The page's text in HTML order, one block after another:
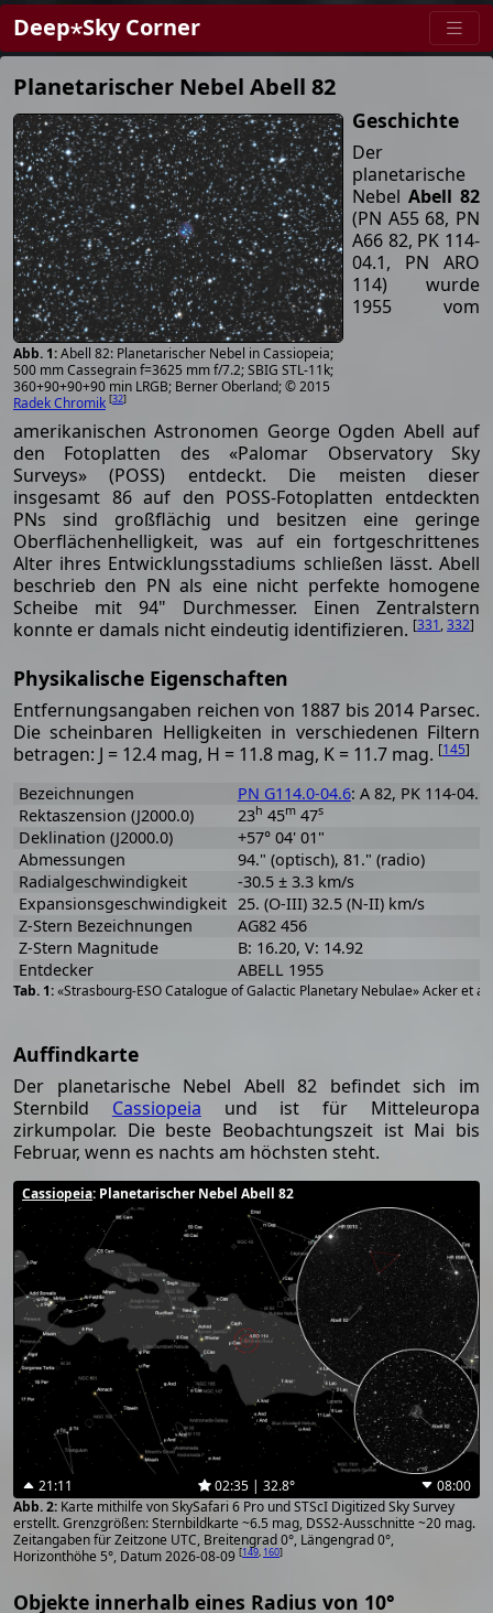
Deep⋆Sky Corner
Planetarischer Nebel Abell 82
Abell 82: Planetarischer Nebel in Cassiopeia;
500 mm Cassegrain f=3625 mm f/7.2; SBIG STL-11k;
360+90+90+90 min LRGB; Berner Oberland; © 2015
Radek Chromik [32]
Geschichte
Der
planetarische
Nebel Abell 82
(PN A55 68, PN
A66 82, PK 114-
04.1, PN ARO
114) wurde
1955 vom
amerikanischen Astronomen George Ogden Abell auf
den Fotoplatten des «Palomar Observatory Sky
Surveys» (POSS) entdeckt. Die meisten dieser
insgesamt 86 auf den POSS-Fotoplatten entdeckten
PNs sind großflächig und besitzen eine geringe
Oberflächenhelligkeit, was auf ein fortgeschrittenes
Alter ihres Entwicklungsstadiums schließen lässt. Abell
beschrieb den PN als eine nicht perfekte homogene
Scheibe mit 94" Durchmesser. Einen Zentralstern
konnte er damals nicht eindeutig identifizieren. [331,332]
Physikalische Eigenschaften
Entfernungsangaben reichen von 1887 bis 2014 Parsec.
Die scheinbaren Helligkeiten in verschiedenen Filtern
betragen: J = 12.4 mag, H = 11.8 mag, K = 11.7 mag. [145]
«Strasbourg-ESO Catalogue of Galactic Planetary Nebulae» Acker et
Bezeichnungen PN G114.0-04.6: A 82, PK 114-
Rektaszension (J2000.0)
23h 45m47s
Deklination (J2000.0)
+57° 04' 01"
Abmessungen
94." (optisch), 81." (radio)
Radialgeschwindigkeit
-30.5 ± 3.3 km/s
Expansionsgeschwindigkeit 25. (O-III) 32.5 (N-II) km/s
Z-Stern Bezeichnungen
AG82 456
Z-Stern Magnitude
B: 16.20, V: 14.92
Entdecker
ABELL 1955
Auffindkarte
Der planetarische Nebel Abell 82 befindet sich im
Sternbild Cassiopeia und ist für Mitteleuropa
zirkumpolar. Die beste Beobachtungszeit ist Mai bis
Februar, wenn es nachts am höchsten steht.
Cassiopeia: Planetarischer Nebel Abell 82
21:11 02:35 | 32.8°
08:00
Karte mithilfe von SkySafari 6 Pro und STScI Digitized Sky Survey
erstellt. Grenzgrößen: Sternbildkarte ~6.5 mag, DSS2-Ausschnitte ~20 mag.
Zeitangaben für Zeitzone UTC, Breitengrad 0°, Längengrad 0°,
Horizonthöhe 5°, Datum 2026-08-09 [149, 160]
Objekte innerhalb eines Radius von 10°